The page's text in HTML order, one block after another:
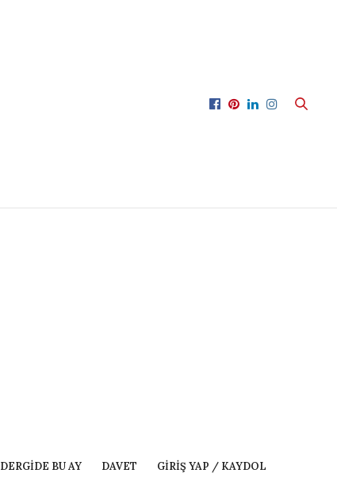
DERGIDE BU AY DAVET GIRIŞ YAP / KAYDOL